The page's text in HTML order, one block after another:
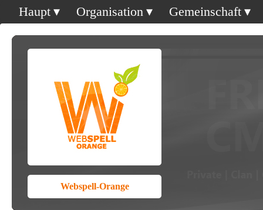
Haupt Organisation Gemeinschaft
Webspell-Orange